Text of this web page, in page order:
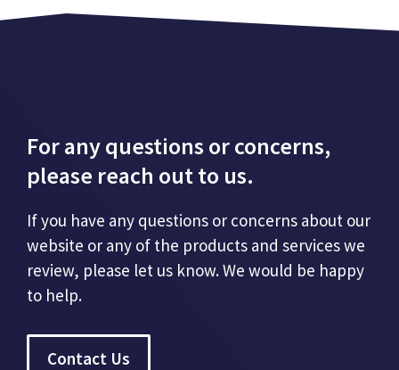
For any questions or concerns,
please reach out to us.
If you have any questions or concerns about our
website or any of the products and services we
review, please let us know. We would be happy
to help.
Contact Us